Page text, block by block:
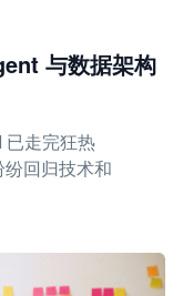
与数据架构
已走完狂热
回归技术和